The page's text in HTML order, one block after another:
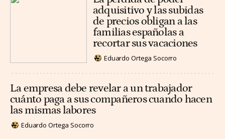
adquisitivo y las subidas
de precios obligan a las
familias españolas a
recortar sus vacaciones
Eduardo Ortega Socorro
La empresa debe revelar a un trabajador
cuánto paga a sus compañeros cuando hacen
las mismas labores
Eduardo Ortega Socorro